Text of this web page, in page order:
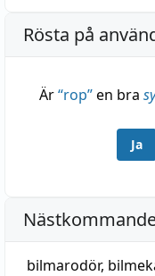
Rösta på
Är“rop”en bra
Ja
bilmarodör,